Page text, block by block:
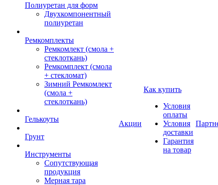
Полиуретан для форм
Двухкомпонентный
полиуретан
Ремкомплекты
Ремкомлект (смола +
стеклоткань)
Ремкомплект (смола
+ стекломат)
Зимний Ремкомлект
(смола +
стеклоткань)
Гелькоуты
Грунт
Инструменты
Сопутствующая
продукция
Мерная тара
Акции
Как купить
Условия
оплаты
Условия
доставки
Гарантия
на товар